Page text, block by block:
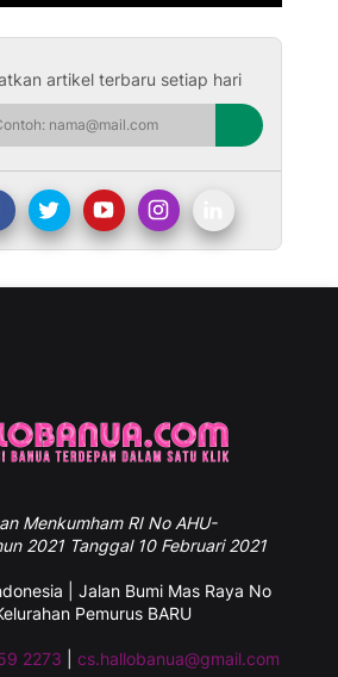
artikel terbaru setiap hari
Menkumham RI No AHU-
2021 Tanggal 10 Februari 2021
| Jalan Bumi Mas Raya No
Pemurus BARU
2273 cs.hallobanua@gmail.com